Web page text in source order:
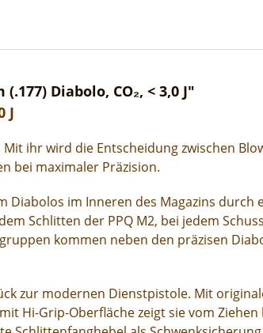
Diabolo, CO₂, < 3,0 J"
J
ihr wird die Entscheidung zwischen
bei maximaler Präzision.
Diabolos im Inneren des Magazins
Schlitten der PPQ M2, bei jedem
kommen neben den präzisen
zur modernen Dienstpistole. Mit
Hi-Grip-Oberfläche zeigt sie vom